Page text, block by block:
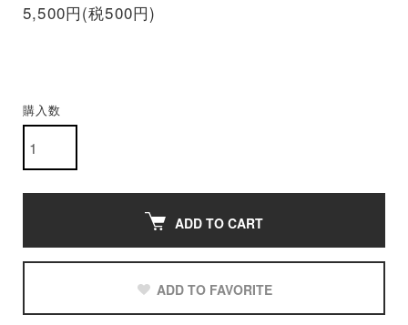
5,500円(税500円)
購入数
ADD TO CART
ADD TO FAVORITE